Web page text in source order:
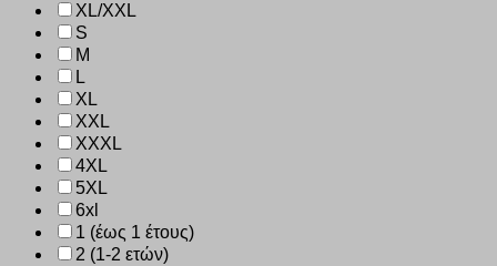
XL/XXL
S
M
L
XL
XXL
XXXL
4XL
5XL
6xl
1 (έως 1 έτους)
2 (1-2 ετών)